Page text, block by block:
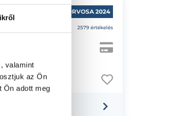
valamint
az Ön
Ön adott meg
ÉV MAGÁNORVOSA 2024
2579 értékelés